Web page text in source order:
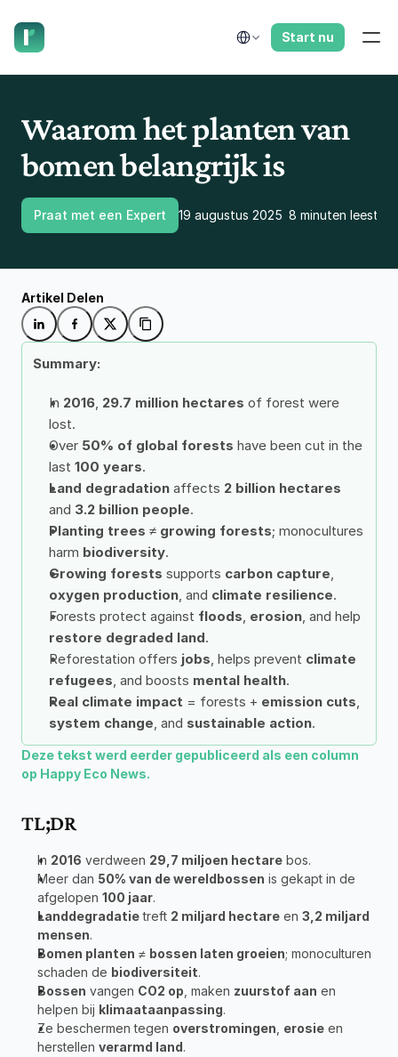
Select Language
Start nu
Waarom het planten van
bomen belangrijk is
Praat met een Expert 19 augustus 2025 8 minuten leestijd
Summary:
In 2016, 29.7 million hectares of forest were
lost.
Over 50% of global forests have been cut in the
last 100 years.
Land degradation affects 2 billion hectares
and 3.2 billion people.
Planting trees ≠ growing forests; monocultures
harm biodiversity.
Growing forests supports carbon capture
oxygen production, and climate resilience.
Forests protect against floods, erosion
restore degraded land.
Reforestation offers jobs, helps prevent climate
refugees, and boosts mental health.
Real climate impact = forests + emission cuts
system change, and sustainable action.
Deze tekst werd eerder gepubliceerd als een column
op Happy Eco News.
TL;DR
In 2016 verdween 29,7 miljoen hectare bos.
Meer dan 50% van de wereldbossen is gekapt in de
afgelopen 100 jaar.
Landdegradatie treft 2 miljard hectare en 3,2 miljard
mensen.
Bomen planten ≠ bossen laten groeien; monoculturen
schaden de biodiversiteit.
Bossen vangen CO2 op , maken zuurstof aan en
helpen bij klimaataanpassing.
Ze beschermen tegen overstromingen erosie en
herstellen verarmd land.
Artikel Delen